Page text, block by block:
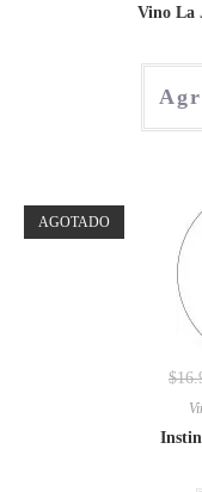
Vino La
AGOTADO
$